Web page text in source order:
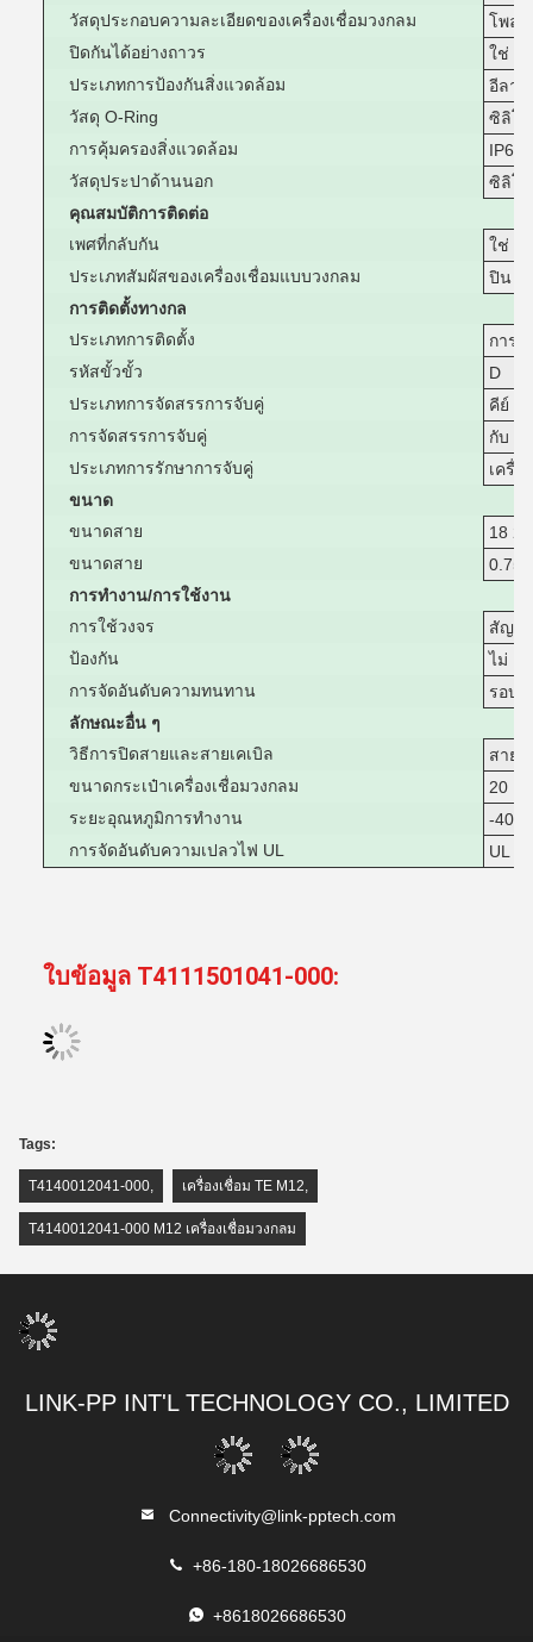
วัสดุประกอบความละเอียดของเครื่องเชื่อมวงกลม
โพลย
ปิดกันได้อย่างถาวร
ใช่
ประเภทการป้องกันสิ่งแวดล้อม
อีลาส
วัสดุ O-Ring
ซิลิโ
การคุ้มครองสิ่งแวดล้อม
IP67
วัสดุประปาด้านนอก
ซิลิโ
คุณสมบัติการติดต่อ
เพศที่กลับกัน
ใช่
ประเภทสัมผัสของเครื่องเชื่อมแบบวงกลม
ปิน
การติดตั้งทางกล
ประเภทการติดตั้ง
การติ
รหัสขั้วขั้ว
D
ประเภทการจัดสรรการจับคู่
คีย์
การจัดสรรการจับคู่
กับ
ประเภทการรักษาการจับคู่
เครื่อ
ขนาด
ขนาดสาย
18
ขนาดสาย
0.75
การทํางาน/การใช้งาน
การใช้วงจร
สัญญ
ป้องกัน
ไม่
การจัดอันดับความทนทาน
รอบ
ลักษณะอื่น ๆ
วิธีการปิดสายและสายเคเบิล
สาย
ขนาดกระเป๋าเครื่องเชื่อมวงกลม
20
ระยะอุณหภูมิการทํางาน
-40 ∼
การจัดอันดับความเปลวไฟ UL
UL
ใบข้อมูล T4111501041-000:
Tags:
T4140012041-000, เครื่องเชื่อม TE M12,
T4140012041-000 M12 เครื่องเชื่อมวงกลม
LINK-PP INT'L TECHNOLOGY CO., LIMITED
Connectivity@link-pptech.com
+86-180-18026686530
+8618026686530